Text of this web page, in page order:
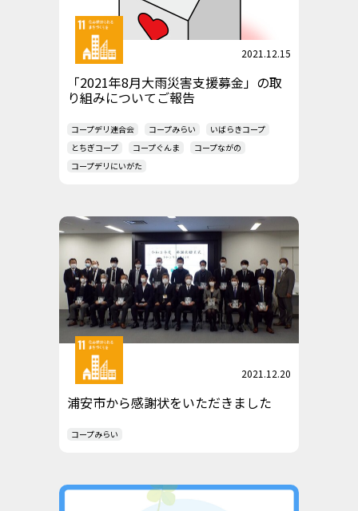
2021.12.15
「2021年8月大雨災害支援募金」の取
り組みについてご報告
コープデリ連合会 コープみらい
いばらきコープ
とちぎコープ
コープぐんま
コープながの
コープデリにいがた
2021.12.20
浦安市から感謝状をいただきました
コープみらい